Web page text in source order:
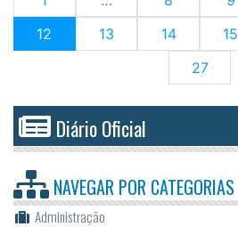
12 (current)
13 14 15
27
Diário Oficial
NAVEGAR POR CATEGORIAS
Administração